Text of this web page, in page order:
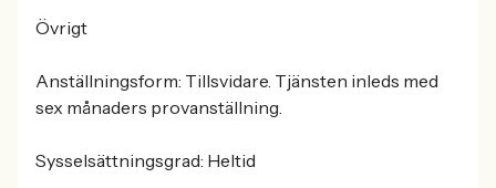
Övrigt
Anställningsform: Tillsvidare. Tjänsten inleds med
sex månaders provanställning.
Sysselsättningsgrad: Heltid